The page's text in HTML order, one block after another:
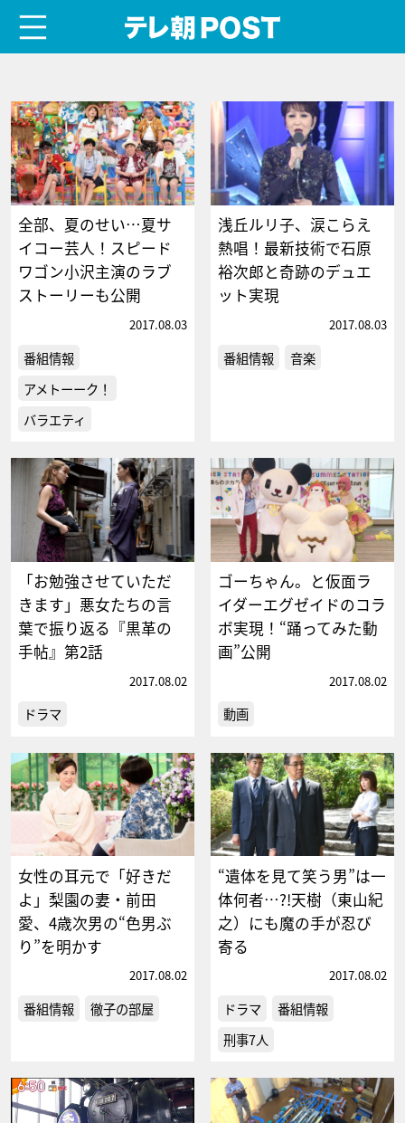
全部、夏のせい…夏サ
イコー芸人！スピード
ワゴン小沢主演のラブ
ストーリーも公開
2017.08.03
番組情報
アメトーーク！
バラエティ
浅丘ルリ子、涙こらえ
熱唱！最新技術で石原
裕次郎と奇跡のデュエ
ット実現
2017.08.03
番組情報 音楽
「お勉強させていただ
きます」悪女たちの言
葉で振り返る『黒革の
手帖』第2話
2017.08.02
ドラマ
ゴーちゃん。と仮面ラ
イダーエグゼイドのコラ
ボ実現！“踊ってみた動
画”公開
2017.08.02
動画
女性の耳元で「好きだ
よ」梨園の妻・前田
愛、4歳次男の“色男ぶ
り”を明かす
2017.08.02
番組情報 徹子の部屋
“遺体を見て笑う男”は一
体何者…?!天樹（東山紀
之）にも魔の手が忍び
寄る
2017.08.02
ドラマ
番組情報
刑事7人